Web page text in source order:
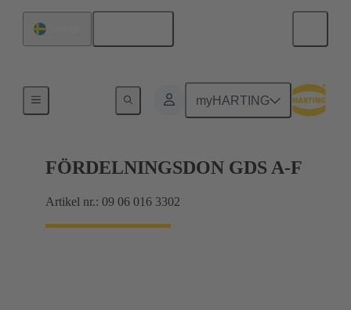
myHARTING
FÖRDELNINGSDON GDS A-F
Artikel nr.: 09 06 016 3302